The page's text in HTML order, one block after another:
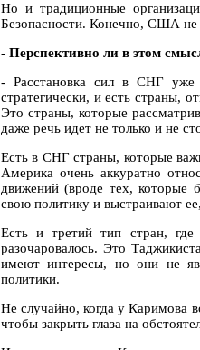
Но и традиционные
Безопасности. Конечно, США не
- Перспективно ли в этом
- Расстановка сил в СНГ
стратегически, и есть страны,
Это страны, которые
даже речь идет не только и не
Есть в СНГ страны, которые
Америка очень аккуратно
движений (вроде тех, которые
свою политику и выстраивают
Есть и третий тип стран,
разочаровалось. Это
имеют интересы, но они не
политики.
Не случайно, когда у Каримова
чтобы закрыть глаза на